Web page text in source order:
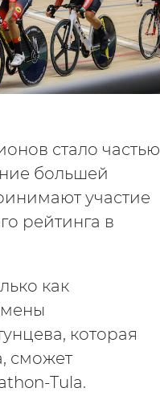
стало частью
большей
участие
рейтинга в
как
которая
сможет
Tula.